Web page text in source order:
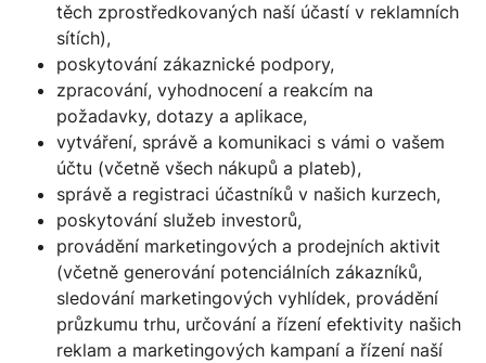
těch zprostředkovaných naší účastí v reklamních
sítích),
poskytování zákaznické podpory,
zpracování, vyhodnocení a reakcím na
požadavky, dotazy a aplikace,
vytváření, správě a komunikaci s vámi o vašem
účtu (včetně všech nákupů a plateb),
správě a registraci účastníků v našich kurzech,
poskytování služeb investorů,
provádění marketingových a prodejních aktivit
(včetně generování potenciálních zákazníků,
sledování marketingových vyhlídek, provádění
průzkumu trhu, určování a řízení efektivity našich
reklam a marketingových kampaní a řízení naší